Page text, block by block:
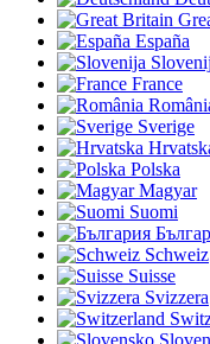
España
France
Sverige
Polska
Magyar
Suomi
Schweiz
Suisse
Svizzera